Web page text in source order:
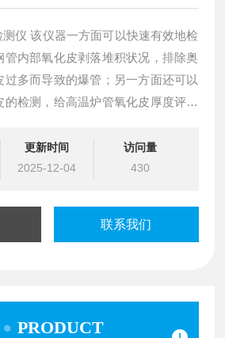
快速有效地检
管内部氧化皮剥落堆积状况，排除奥
过多而导致的爆管；另一方面还可以
检测，给高温炉管氧化皮厚度评估
更新时间
2025-12-04
访问量
430
联系我们
PRODUCT